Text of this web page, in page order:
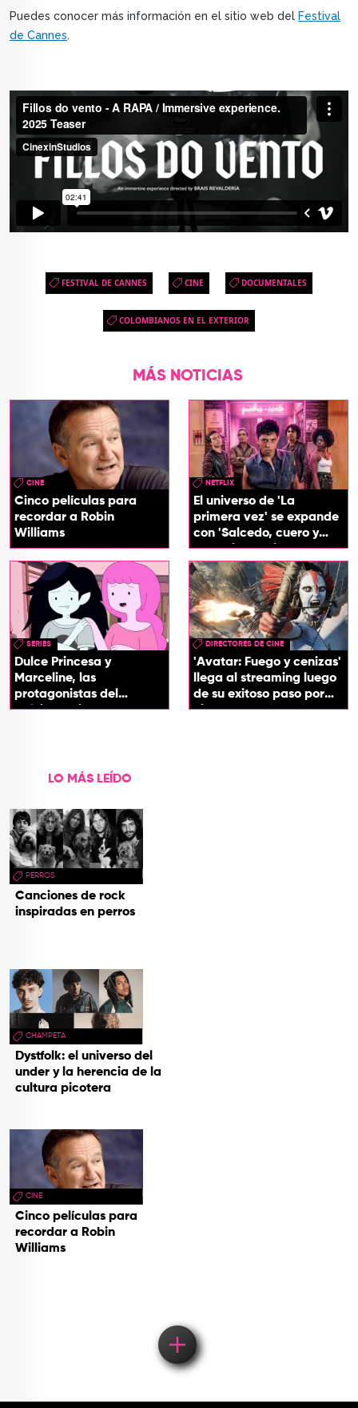
Puedes conocer más información en el sitio web del Festival
de Cannes.
FESTIVAL DE CANNES CINE DOCUMENTALES
COLOMBIANOS EN EL EXTERIOR
MÁS NOTICIAS
CINE
Cinco películas para
recordar a Robin
Williams
NETFLIX
El universo de 'La
primera vez' se expande
con 'Salcedo, cuero y
boogaloo', spin off
SERIES
Dulce Princesa y
Marceline, las
protagonistas del
próximo spin-off de 'Hora
DIRECTORES DE CINE
'Avatar: Fuego y cenizas'
llega al streaming luego
de su exitoso paso por
cines
LO MÁS LEÍDO
PERROS
Canciones de rock
inspiradas en perros
CHAMPETA
Dystfolk: el universo del
under y la herencia de la
cultura picotera
CINE
Cinco películas para
recordar a Robin
Williams